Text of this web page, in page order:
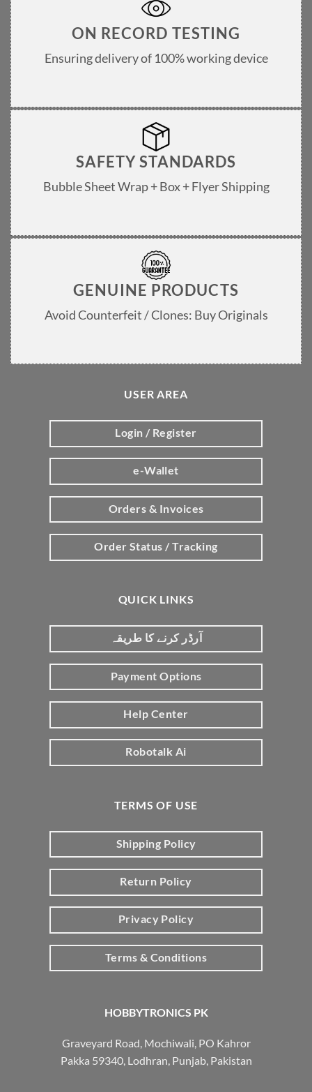
ON RECORD TESTING
Ensuring delivery of 100% working device
SAFETY STANDARDS
Bubble Sheet Wrap + Box + Flyer Shipping
GENUINE PRODUCTS
Avoid Counterfeit / Clones: Buy Originals
HOBBYTRONICS PK
Graveyard Road, Mochiwali, PO Kahror
Pakka 59340, Lodhran, Punjab, Pakistan
USER AREA
Login / Register
e-Wallet
Orders & Invoices
Order Status / Tracking
QUICK LINKS
آرڈر کرنے کا طریقہ
Payment Options
Help Center
Robotalk Ai
TERMS OF USE
Shipping Policy
Return Policy
Privacy Policy
Terms & Conditions